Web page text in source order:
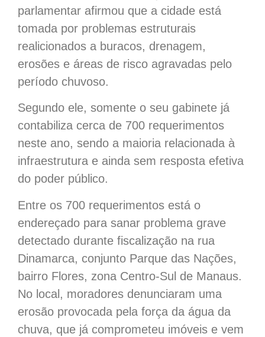
parlamentar afirmou que a cidade está
tomada por problemas estruturais
realicionados a buracos, drenagem,
erosões e áreas de risco agravadas pelo
período chuvoso.
Segundo ele, somente o seu gabinete já
contabiliza cerca de 700 requerimentos
neste ano, sendo a maioria relacionada à
infraestrutura e ainda sem resposta efetiva
do poder público.
Entre os 700 requerimentos está o
endereçado para sanar problema grave
detectado durante fiscalização na rua
Dinamarca, conjunto Parque das Nações,
bairro Flores, zona Centro-Sul de Manaus.
No local, moradores denunciaram uma
erosão provocada pela força da água da
chuva, que já comprometeu imóveis e vem